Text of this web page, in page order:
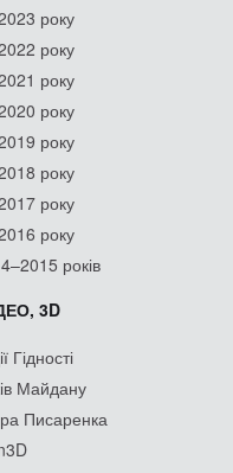
року
року
року
року
року
року
року
року
років
3D
Гідності
Майдану
Писаренка